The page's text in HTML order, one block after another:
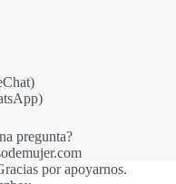
pregunta?
por apoyarnos.